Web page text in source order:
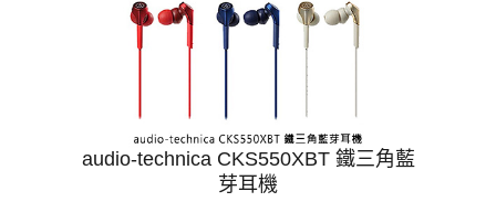
audio-technica CKS550XBT 鐵三角藍
芽耳機